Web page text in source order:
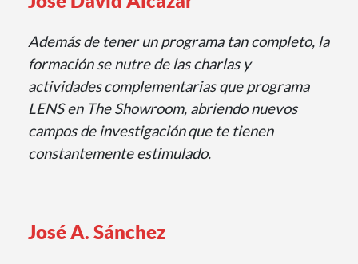
Además de tener un programa tan completo, la
formación se nutre de las charlas y
actividadescomplementarias que programa
LENS en The Showroom, abriendo nuevos
campos de investigaciónque te tienen
constantemente estimulado.
José A. Sánchez